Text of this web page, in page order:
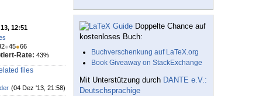
12:51
●45●66
Rate: 43%
files
(04 Dez '13, 21:58)
Doppelte Chance auf
kostenloses Buch:
Buchverschenkung auf LaTeX.org
Book Giveaway on StackExchange
Mit Unterstützung durch DANTE e.V.:
Deutschsprachige